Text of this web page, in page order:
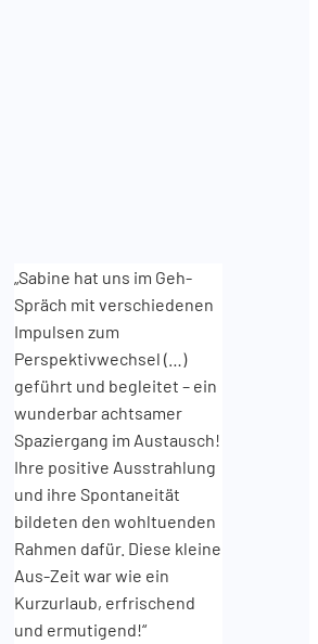
„Sabine hat uns im Geh-
Spräch mit verschiedenen
Impulsen zum
Perspektivwechsel (…)
geführt und begleitet – ein
wunderbar achtsamer
Spaziergang im Austausch!
Ihre positive Ausstrahlung
und ihre Spontaneität
bildeten den wohltuenden
Rahmen dafür. Diese kleine
Aus-Zeit war wie ein
Kurzurlaub, erfrischend
und ermutigend!“